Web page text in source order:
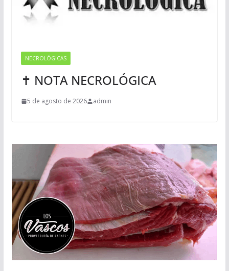
NECROLÓGICAS
✝ NOTA NECROLÓGICA
5 de agosto de 2026 admin